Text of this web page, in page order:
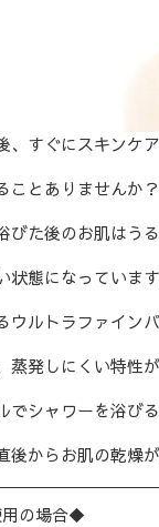
、すぐにスキンケ
ことありませんか？
びた後のお肌はう
態になっています
ウルトラファインバ
蒸発しにくい特性
でシャワーを浴び
後からお肌の乾燥
の場合◆